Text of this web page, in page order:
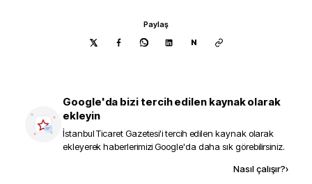
Paylaş
N
Google'da bizi tercih edilen kaynak olarak
ekleyin
İstanbul Ticaret Gazetesi'i tercih edilen kaynak olarak
ekleyerek haberlerimizi Google'da daha sık görebilirsiniz.
Nasıl çalışır?›